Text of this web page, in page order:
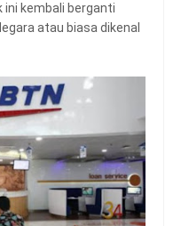
ini kembali berganti
atau biasa dikenal